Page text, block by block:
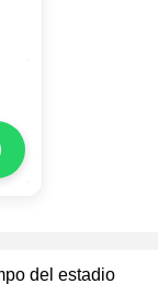
del estadio